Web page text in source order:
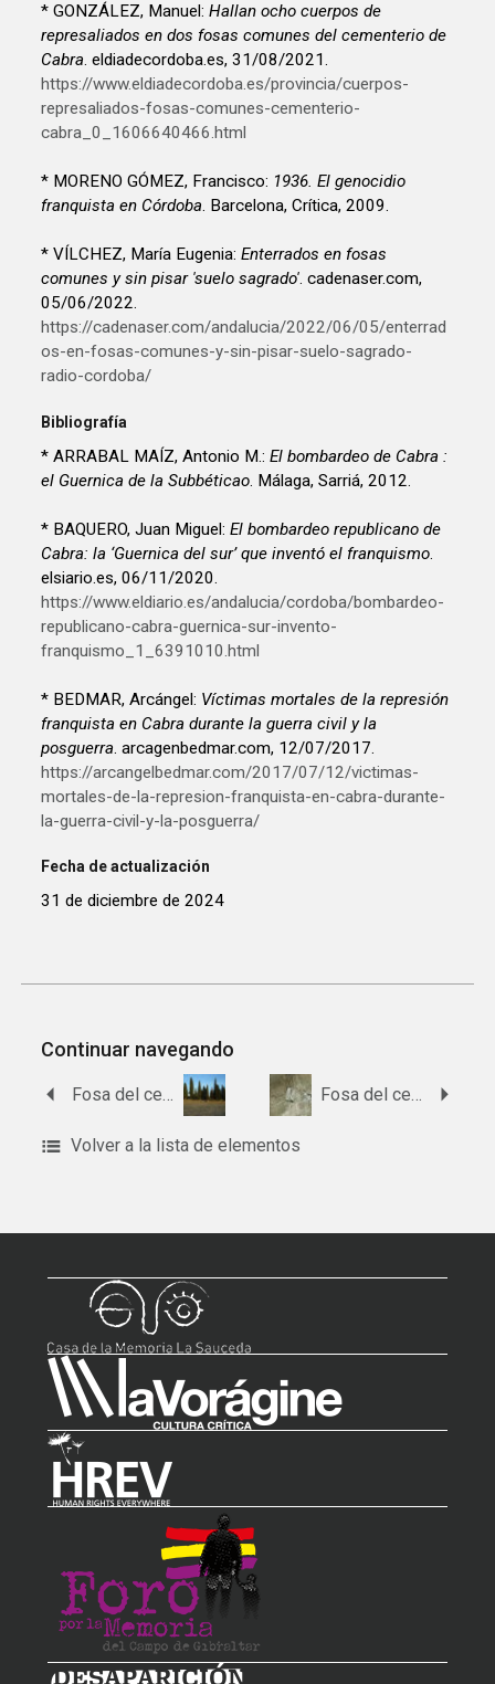
* GONZÁLEZ, Manuel:Hallan ocho cuerpos de
represaliados en dos fosas comunes del cementerio de
Cabra. eldiadecordoba.es, 31/08/2021.
https://www.eldiadecordoba.es/provincia/cuerpos-
represaliados-fosas-comunes-cementerio-
cabra_0_1606640466.html
* MORENO GÓMEZ, Francisco: 1936. El genocidio
franquista en Córdoba. Barcelona, Crítica, 2009.
* VÍLCHEZ, María Eugenia:Enterrados en fosas
comunes y sin pisar 'suelo sagrado'. cadenaser.com,
05/06/2022.
https://cadenaser.com/andalucia/2022/06/05/enterrad
os-en-fosas-comunes-y-sin-pisar-suelo-sagrado-
radio-cordoba/
Bibliografía
* ARRABAL MAÍZ, Antonio M.:El bombardeo de Cabra :
el Guernica de la Subbéticao . Málaga, Sarriá, 2012.
* BAQUERO, Juan Miguel:El bombardeo republicano de
Cabra: la ‘Guernica del sur’ que inventó el franquismo
elsiario.es, 06/11/2020.
https://www.eldiario.es/andalucia/cordoba/bombardeo-
republicano-cabra-guernica-sur-invento-
franquismo_1_6391010.html
* BEDMAR, Arcángel: Víctimas mortales de la represión
franquista en Cabra durante la guerra civil y la
posguerra . arcagenbedmar.com, 12/07/2017.
https://arcangelbedmar.com/2017/07/12/victimas-
mortales-de-la-represion-franquista-en-cabra-durante-
la-guerra-civil-y-la-posguerra/
Fecha de actualización
31 de diciembre de 2024
Continuar navegando
Fosa del cementerio de Cañete de las Torres Fosa del cementerio de Benamejí
Volver a la lista de elementos